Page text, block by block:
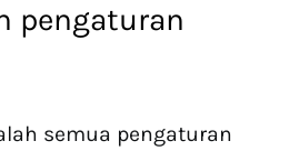
pengaturan
semua pengaturan